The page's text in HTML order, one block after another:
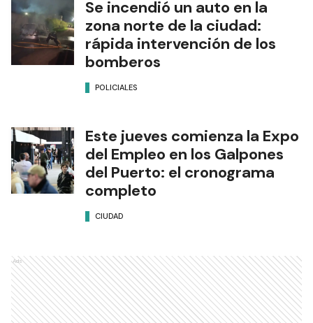
Se incendió un auto en la
zona norte de la ciudad:
rápida intervención de los
bomberos
POLICIALES
Este jueves comienza la Expo
del Empleo en los Galpones
del Puerto: el cronograma
completo
CIUDAD
Ads